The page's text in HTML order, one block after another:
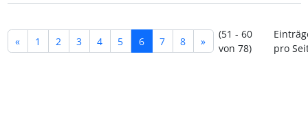
« 1 2 3 4 5 6 7 8 »
(51 - 60
von 78)
pro